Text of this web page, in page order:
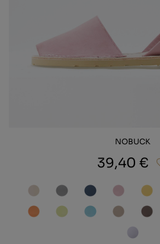
NOBUCK
39,40 €